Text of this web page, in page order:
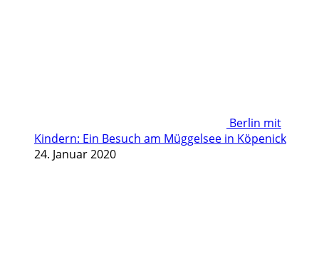
Berlin mit
Kindern: Ein Besuch am Müggelsee in Köpenick
24. Januar 2020